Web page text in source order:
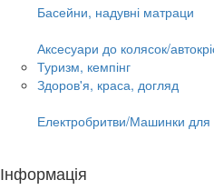
Басейни, надувні матраци
Аксесуари до колясок/
Туризм, кемпінг
Здоров'я, краса, догляд
Електробритви/Машинки
Інформація